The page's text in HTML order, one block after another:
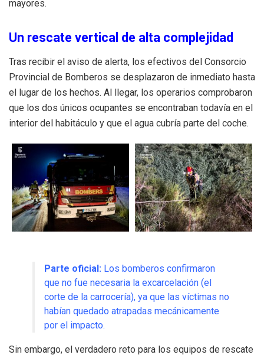
mayores.
Un rescate vertical de alta complejidad
Tras recibir el aviso de alerta, los efectivos del Consorcio
Provincial de Bomberos se desplazaron de inmediato hasta
el lugar de los hechos. Al llegar, los operarios comprobaron
que los dos únicos ocupantes se encontraban todavía en el
interior del habitáculo y que el agua cubría parte del coche.
Parte oficial: Los bomberos confirmaron
que no fue necesaria la excarcelación (el
corte de la carrocería), ya que las víctimas no
habían quedado atrapadas mecánicamente
por el impacto.
Sin embargo, el verdadero reto para los equipos de rescate